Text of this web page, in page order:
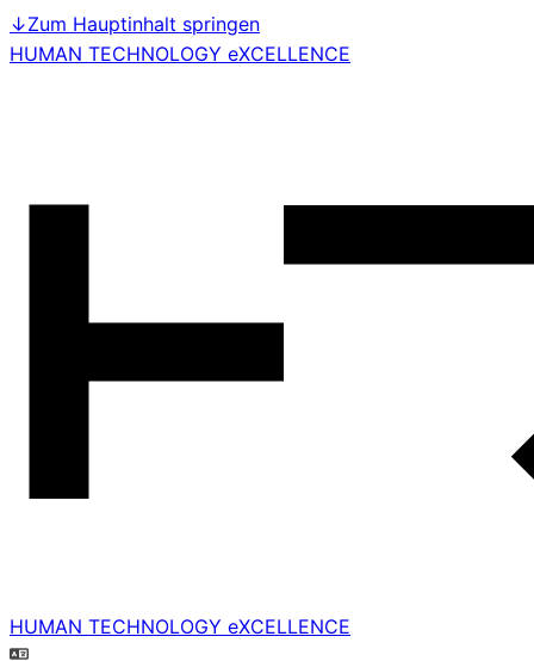
↓Zum Hauptinhalt springen
HUMAN TECHNOLOGY eXCELLENCE
HUMAN TECHNOLOGY eXCELLENCE